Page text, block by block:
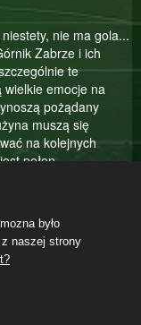
nie ma gola...
Zabrze i ich
te
wielkie emocje na
pożądany
muszą się
na kolejnych
pełen
Fletcher! Piłka
ale niestety, nie
zdając sobie
celny, by zagrozić
było
naszej strony